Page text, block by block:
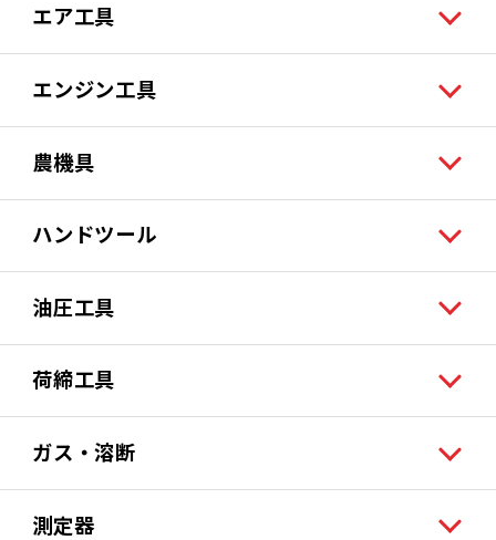
エア工具
エンジン工具
農機具
ハンドツール
油圧工具
荷締工具
ガス・溶断
測定器